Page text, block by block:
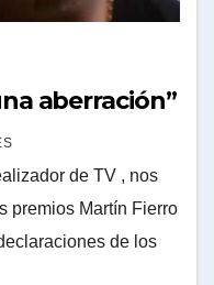
aberración”
de TV , nos
premios Martín Fierro
de los